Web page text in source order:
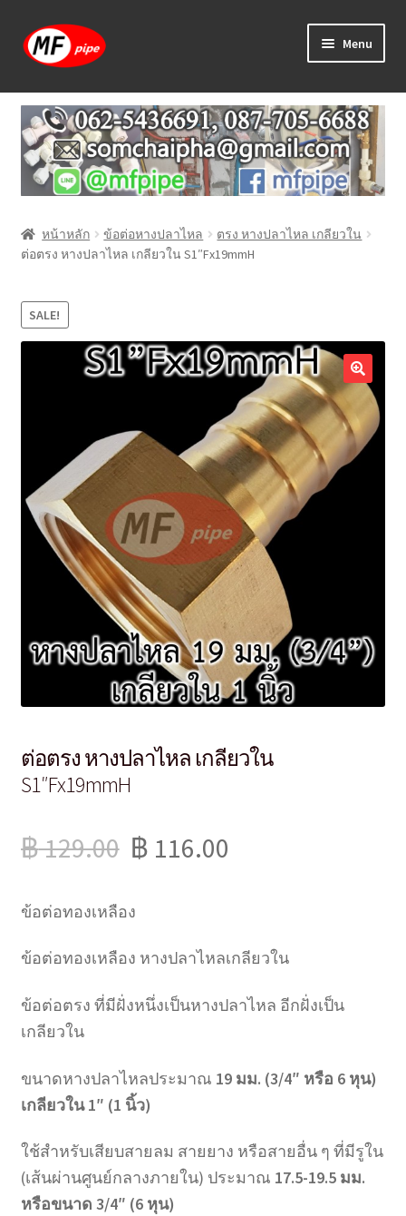
Skip
to
Skip
to
Menu
หน้าแรก
ร้านค้า
วิธีการเดินท่อ PAP
บทความ
แจ้งชำระเงิน
หน้าหลัก ข้อต่อหางปลาไหล
ตรง หางปลาไหล เกลียวใน
ต่อตรง หางปลาไหล เกลียวใน S1″Fx19mmH
SALE!
ต่อตรง หางปลาไหล เกลียวใน
S1″Fx19mmH
฿129.00 ฿ 116.00
ข้อต่อทองเหลือง
ข้อต่อทองเหลือง หางปลาไหลเกลียวใน
ข้อต่อตรง ที่มีฝั่งหนึ่งเป็นหางปลาไหล อีกฝั่งเป็น
เกลียวใน
ขนาดหางปลาไหลประมาณ 19 มม. (3/4″ หรือ 6 หุน)
เกลียวใน 1″ (1 นิ้ว)
ใช้สำหรับเสียบสายลม สายยาง หรือสายอื่น ๆ ที่มีรูใน
(เส้นผ่านศูนย์กลางภายใน) ประมาณ 17.5-19.5 มม.
หรือขนาด 3/4″ (6 หุน)